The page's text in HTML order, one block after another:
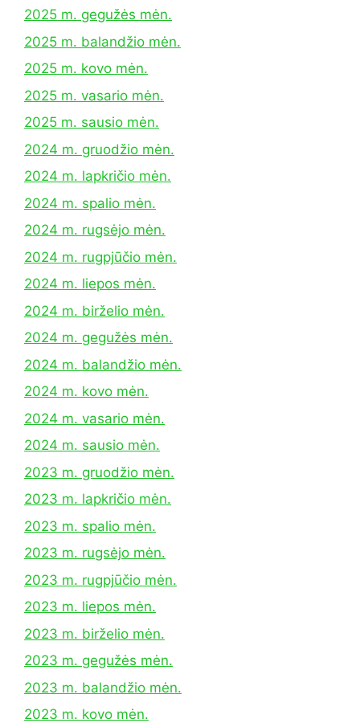
2025 m. gegužės mėn.
2025 m. balandžio mėn.
2025 m. kovo mėn.
2025 m. vasario mėn.
2025 m. sausio mėn.
2024 m. gruodžio mėn.
2024 m. lapkričio mėn.
2024 m. spalio mėn.
2024 m. rugsėjo mėn.
2024 m. rugpjūčio mėn.
2024 m. liepos mėn.
2024 m. birželio mėn.
2024 m. gegužės mėn.
2024 m. balandžio mėn.
2024 m. kovo mėn.
2024 m. vasario mėn.
2024 m. sausio mėn.
2023 m. gruodžio mėn.
2023 m. lapkričio mėn.
2023 m. spalio mėn.
2023 m. rugsėjo mėn.
2023 m. rugpjūčio mėn.
2023 m. liepos mėn.
2023 m. birželio mėn.
2023 m. gegužės mėn.
2023 m. balandžio mėn.
2023 m. kovo mėn.